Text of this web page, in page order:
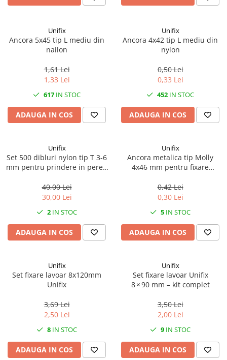
mozaicuri
Accesorii polizare si slefuire
Accesorii vopsire si tencuire
Materiale electrice
Becuri
Sarma constructii
Scule, unelte si masini
Sfoara si franghii
Suruburi, dibluri si accesorii
prindere
Corpuri de iluminat
Aplice si plafoniere
Spoturi
Accesorii corpuri de iluminat
Lampi de veghe copii
CRACIUN
Unifix
Ancora 5x45 tip L mediu din
nailon
1,61 Lei
1,33 Lei
617 IN STOC
ADAUGA IN COS
Unifix
Ancora 4x42 tip L mediu din
nylon
0,50 Lei
0,33 Lei
452 IN STOC
ADAUGA IN COS
Unifix
Set 500 dibluri nylon tip T 3-6
mm pentru prindere in pereti
40,00 Lei
30,00 Lei
2 IN STOC
ADAUGA IN COS
Unifix
Ancora metalica tip Molly
4x46 mm pentru fixare
carton
0,42 Lei
0,30 Lei
5 IN STOC
ADAUGA IN COS
Unifix
Set fixare lavoar 8x120mm
Unifix
3,69 Lei
2,50 Lei
8 IN STOC
ADAUGA IN COS
Unifix
Set fixare lavoar Unifix
8 × 90 mm – kit complet
3,50 Lei
2,00 Lei
9 IN STOC
ADAUGA IN COS